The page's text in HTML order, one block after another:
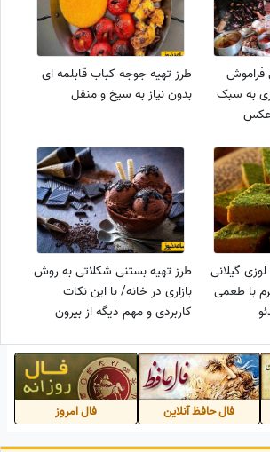
فراموش
به سبک
عکس
طرز تهیه جوجه کباب قابلمه ای
بدون نیاز به سیخ و منقل
گیلانی
با طعمی
طرز تهیه بستنی شکلاتی به روش
بازاری در خانه/ با این نکات
کاربردی و مهم دیگه از بیرون
فال حافظ آنلاین فال امروز